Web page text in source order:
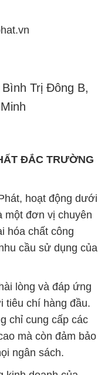
chí hàng đầu.
chỉ cung cấp các
ngân sách.
kinh doanh của
có những sản
cơ hội phát triển
tác trên con đường
đáp ứng đa
hàng từ các ngành
tại TP. Hồ Chí
và phân phối
và giá thành
viên chuyên nghiệp
tư vấn và cung
Sự hài lòng và
tiên hàng đầu của